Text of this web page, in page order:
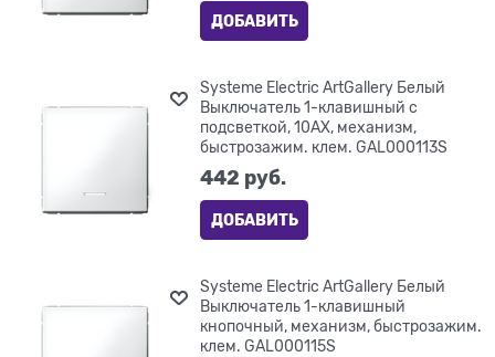
ДОБАВИТЬ
Systeme Electric ArtGallery Белый
Выключатель 1-клавишный с
подсветкой, 10АХ, механизм,
быстрозажим. клем. GAL000113S
442 руб.
ДОБАВИТЬ
Systeme Electric ArtGallery Белый
Выключатель 1-клавишный
кнопочный, механизм, быстрозажим.
клем. GAL000115S